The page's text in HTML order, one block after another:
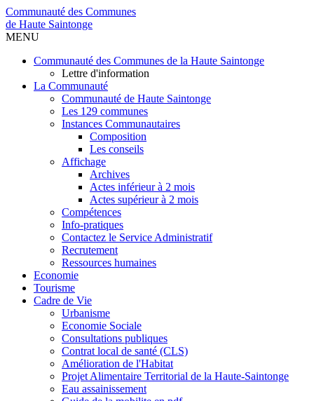
Communauté des Communes
de Haute Saintonge
MENU
Communauté des Communes de la Haute Saintonge
Lettre d'information
La Communauté
Communauté de Haute Saintonge
Les 129 communes
Instances Communautaires
Composition
Les conseils
Affichage
Archives
Actes inférieur à 2 mois
Actes supérieur à 2 mois
Compétences
Info-pratiques
Contactez le Service Administratif
Recrutement
Ressources humaines
Economie
Tourisme
Cadre de Vie
Urbanisme
Economie Sociale
Consultations publiques
Contrat local de santé (CLS)
Amélioration de l'Habitat
Projet Alimentaire Territorial de la Haute-Saintonge
Eau assainissement